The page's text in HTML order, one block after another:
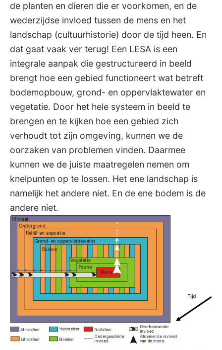
de planten en dieren die er voorkomen, en de
wederzijdse invloed tussen de mens en het
landschap (cultuurhistorie) door de tijd heen. En
dat gaat vaak ver terug! Een LESA is een
integrale aanpak die gestructureerd in beeld
brengt hoe een gebied functioneert wat betreft
bodemopbouw, grond- en oppervlaktewater en
vegetatie. Door het hele systeem in beeld te
brengen en te kijken hoe een gebied zich
verhoudt tot zijn omgeving, kunnen we de
oorzaken van problemen vinden. Daarmee
kunnen we de juiste maatregelen nemen om
knelpunten op te lossen. Het ene landschap is
namelijk het andere niet. En de ene bodem is de
andere niet.